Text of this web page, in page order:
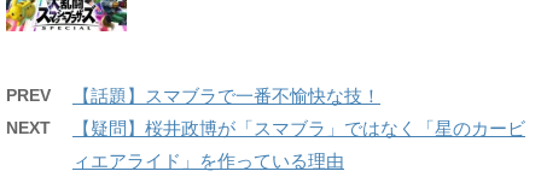
PREV 【話題】スマブラで一番不愉快な技！
NEXT
【疑問】桜井政博が「スマブラ」ではなく「星のカービ
ィエアライド」を作っている理由